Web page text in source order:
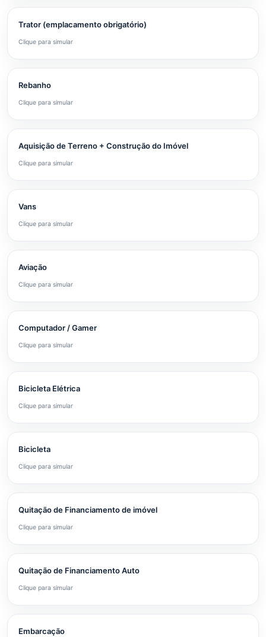
Trator (emplacamento obrigatório)
Clique para simular
Rebanho
Clique para simular
Aquisição de Terreno + Construção do Imóvel
Clique para simular
Vans
Clique para simular
Aviação
Clique para simular
Computador / Gamer
Clique para simular
Bicicleta Elétrica
Clique para simular
Bicicleta
Clique para simular
Quitação de Financiamento de imóvel
Clique para simular
Quitação de Financiamento Auto
Clique para simular
Embarcação